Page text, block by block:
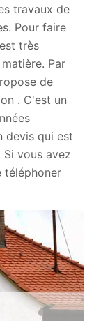
travaux de
Pour faire
très
Par
de
. C'est un
devis qui est
vous avez
téléphoner